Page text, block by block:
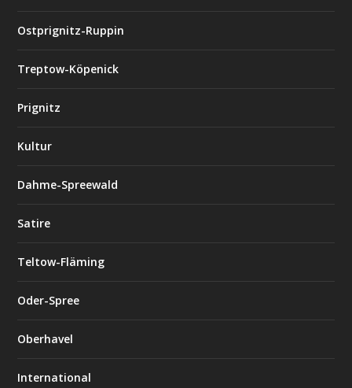
Ostprignitz-Ruppin
Treptow-Köpenick
Prignitz
Kultur
Dahme-Spreewald
Satire
Teltow-Fläming
Oder-Spree
Oberhavel
International